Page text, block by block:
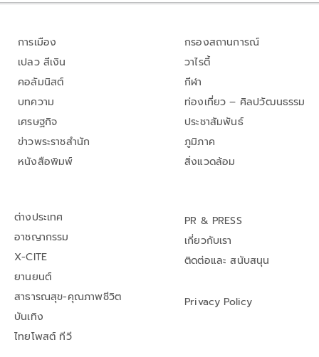
การเมือง
เปลว สีเงิน
คอลัมนิสต์
บทความ
เศรษฐกิจ
ข่าวพระราชสำนัก
หนังสือพิมพ์
กรองสถานการณ์
วาไรตี้
กีฬา
ท่องเที่ยว – ศิลปวัฒนธรรม
ประชาสัมพันธ์
ภูมิภาค
สิ่งแวดล้อม
ต่างประเทศ
อาชญากรรม
X-CITE
ยานยนต์
สาธารณสุข-คุณภาพชีวิต
บันเทิง
ไทยโพสต์ ทีวี
PR & PRESS
เกี่ยวกับเรา
ติดต่อและ สนับสนุน
Privacy Policy